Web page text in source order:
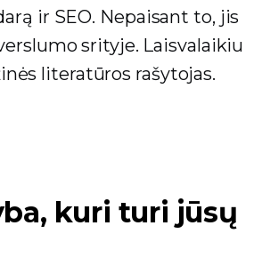
ir SEO. Nepaisant to, jis
srityje. Laisvalaikiu
literatūros rašytojas.
kuri turi jūsų